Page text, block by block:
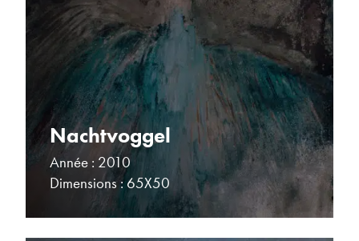
Nachtvoggel
Année : 2010
Dimensions : 65X50